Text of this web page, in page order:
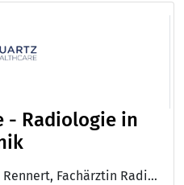
- Radiologie in
Ärzte: Prof. Dr. med. Janine Rennert, Fachärztin Radiologie mit Schwerpunkt Neuroradiologie und Zertifizierungen für Kardiovaskuläre Radiologie, mpMR-Prostatographhie und Muskuloskelettale Radiologie